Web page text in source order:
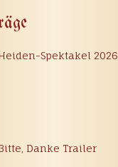
Spektakel 2026
Danke Trailer